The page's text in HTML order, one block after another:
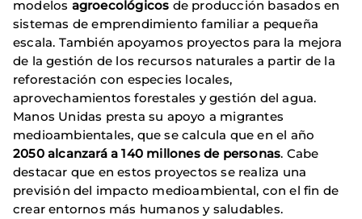
modelos agroecológicos de producción basados en
sistemas de emprendimiento familiar a pequeña
escala. También apoyamos proyectos para la mejora
de la gestión de los recursos naturales a partir de la
reforestación con especies locales,
aprovechamientos forestales y gestión del agua.
Manos Unidas presta su apoyo a migrantes
medioambientales, que se calcula que en el año
2050 alcanzará a 140 millones de personas. Cabe
destacar que en estos proyectos se realiza una
previsión del impacto medioambiental, con el fin de
crear entornos más humanos y saludables.